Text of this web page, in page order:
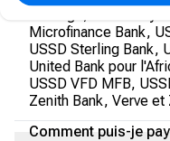
Microfinance Bank,
USSD Sterling Bank,
United Bank pour
USSD VFD MFB,
Zenith Bank, Verve et
Comment puis-je